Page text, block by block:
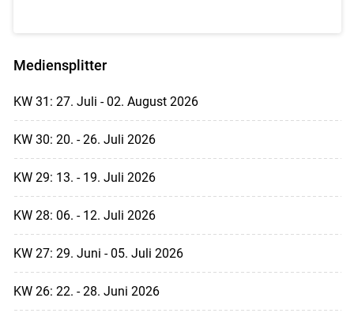
Mediensplitter
KW 31: 27. Juli - 02. August 2026
KW 30: 20. - 26. Juli 2026
KW 29: 13. - 19. Juli 2026
KW 28: 06. - 12. Juli 2026
KW 27: 29. Juni - 05. Juli 2026
KW 26: 22. - 28. Juni 2026